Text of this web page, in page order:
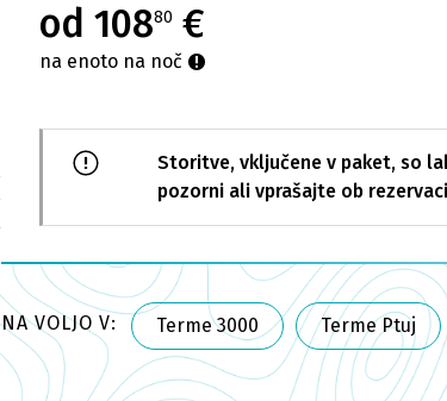
od 10880 €
na enoto na noč
Storitve, vključene v paket, so
pozorni ali vprašajte ob
NA VOLJO V: Terme 3000 Terme Ptuj